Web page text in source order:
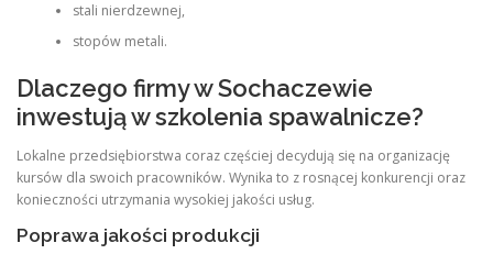
stali nierdzewnej,
stopów metali.
Dlaczego firmy w Sochaczewie
inwestują w szkolenia spawalnicze?
Lokalne przedsiębiorstwa coraz częściej decydują się na organizację
kursów dla swoich pracowników. Wynika to z rosnącej konkurencji oraz
konieczności utrzymania wysokiej jakości usług.
Poprawa jakości produkcji